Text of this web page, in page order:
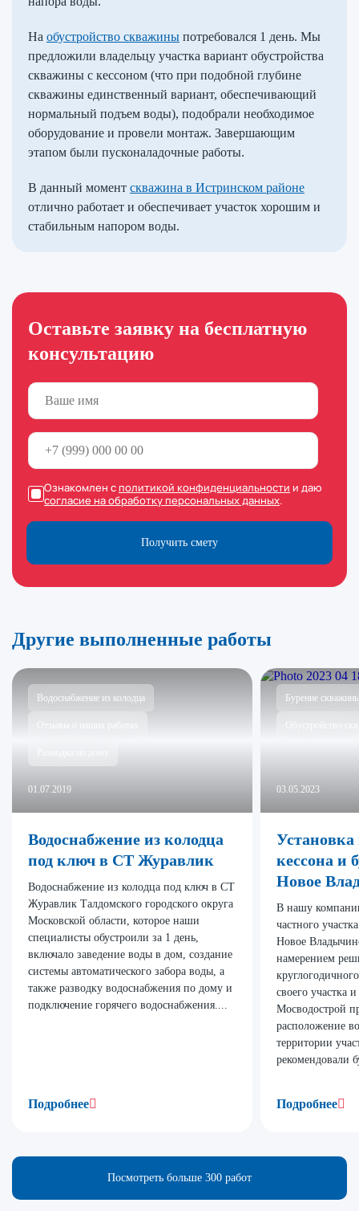
На обустройство скважины потребовался 1 день. Мы
предложили владельцу участка вариант обустройства
скважины с кессоном (что при подобной глубине
скважины единственный вариант, обеспечивающий
нормальный подъем воды), подобрали необходимое
оборудование и провели монтаж. Завершающим
этапом были пусконаладочные работы.
В данный момент скважина в Истринском районе
отлично работает и обеспечивает участок хорошим и
стабильным напором воды.
Оставьте заявку на бесплатную
консультацию
Получить смету
Ознакомлен с политикой конфиденциальности и даю
согласие на обработку персональных данных.
Другие выполненные работы
Водоснабжение из колодца
Отзывы о наших работах
01.07.2019
Водоснабжение из колодца
под ключ в СТ Журавлик
Водоснабжение из колодца под ключ в СТ
Журавлик Талдомского городского округа
Московской области, которое наши
специалисты обустроили за 1 день,
включало заведение воды в дом, создание
системы автоматического забора воды, а
также разводку водоснабжения по дому и
подключение горячего водоснабжения....
Подробнее
Бурение
Обустройство
03.05.2023
Установка
кессона и
Новое
В нашу
частного
Новое
намерением
своего участка
Мосводострой
расположение
территории
рекомендовали
Подробнее
Посмотреть больше 300 работ